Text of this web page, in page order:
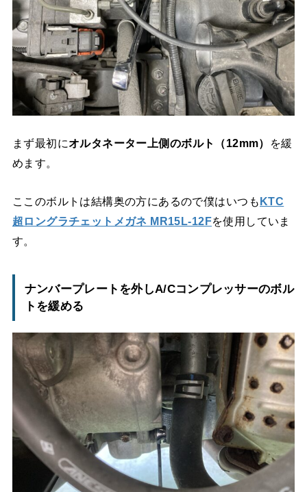
まず最初にオルタネーター上側のボルト（12mm）
を緩
めます。
ここのボルトは結構奥の方にあるので僕はいつもKTC
超ロングラチェットメガネ MR15L-12Fを使用していま
す。
ナンバープレートを外しA/Cコンプレッサーのボル
トを緩める